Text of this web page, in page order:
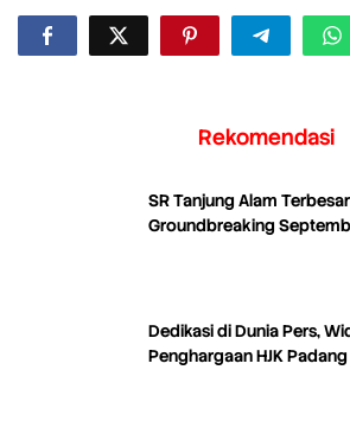
Rekomendasi
SR Tanjung Alam
Groundbreaking
Dedikasi di Dunia Pers,
Penghargaan HJK Padang